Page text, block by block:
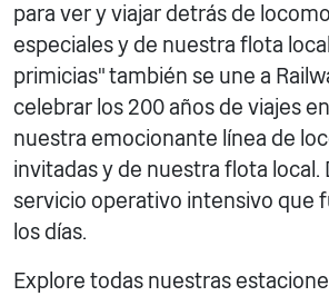
para ver y viajar detrás de
especiales y de nuestra flota
primicias" también se une a
celebrar los 200 años de viajes
nuestra emocionante línea de
invitadas y de nuestra flota local.
servicio operativo intensivo que
los días.
Explore todas nuestras